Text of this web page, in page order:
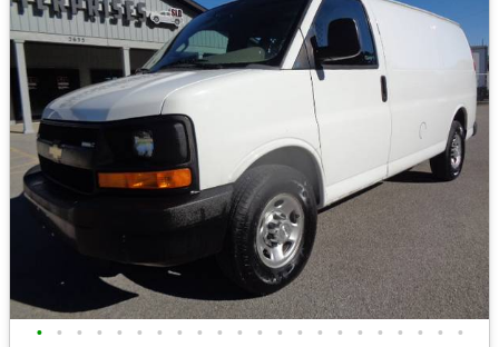
• • • • • • • • • • • • • • • • • • • • • •